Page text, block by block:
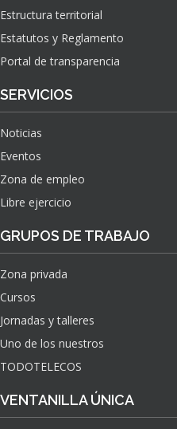
Estructura territorial
Estatutos y Reglamento
Portal de transparencia
SERVICIOS
Noticias
Eventos
Zona de empleo
Libre ejercicio
GRUPOS DE TRABAJO
Zona privada
Cursos
Jornadas y talleres
Uno de los nuestros
TODOTELECOS
VENTANILLA ÚNICA